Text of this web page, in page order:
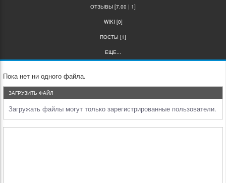
ОТЗЫВЫ [7.00 | 1]
WIKI [0]
ПОСТЫ [1]
ЕЩЕ...
Пока нет ни одного файла.
ЗАГРУЗИТЬ ФАЙЛ
Загружать файлы могут только зарегистрированные пользователи.